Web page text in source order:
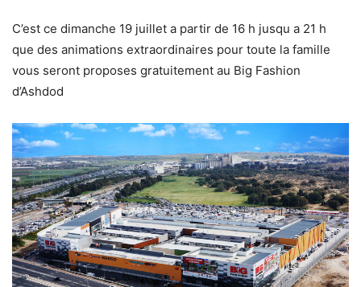
C’est ce dimanche 19 juillet a partir de 16 h jusqu a 21 h
que des animations extraordinaires pour toute la famille
vous seront proposes gratuitement au Big Fashion
d’Ashdod